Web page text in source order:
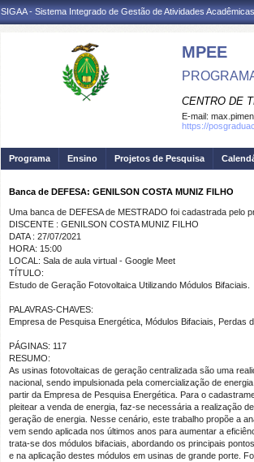
SIGAA - Sistema Integrado de Gestão de Atividades Acadêmicas
MPEE
CENTRO DE
E-mail:
https://
Programa Ensino Projetos de Pesquisa
Banca de DEFESA: GENILSON COSTA MUNIZ FILHO
Uma banca de DEFESA de MESTRADO foi cadastrada pelo
DISCENTE : GENILSON COSTA MUNIZ FILHO
DATA : 27/07/2021
HORA: 15:00
LOCAL: Sala de aula virtual - Google Meet
TÍTULO:
Estudo de Geração Fotovoltaica Utilizando Módulos Bifaciais.
PALAVRAS-CHAVES:
Empresa de Pesquisa Energética, Módulos Bifaciais, Perdas
PÁGINAS: 117
RESUMO:
As usinas fotovoltaicas de geração centralizada são uma
nacional, sendo impulsionada pela comercialização de
partir da Empresa de Pesquisa Energética. Para o
pleitear a venda de energia, faz-se necessária a realização
geração de energia. Nesse cenário, este trabalho propõe a
vem sendo aplicada nos últimos anos para aumentar a
trata-se dos módulos bifaciais, abordando os principais
e na aplicação destes módulos em usinas de grande porte.